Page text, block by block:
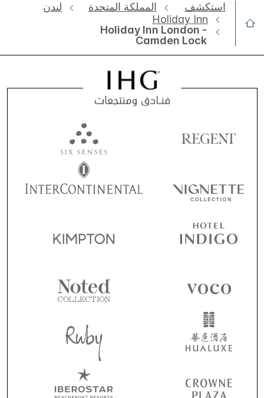
استكشف ‫‫المملكة المتحدة
‫لندن‬
Holiday Inn
Holiday Inn London -
Camden Lock